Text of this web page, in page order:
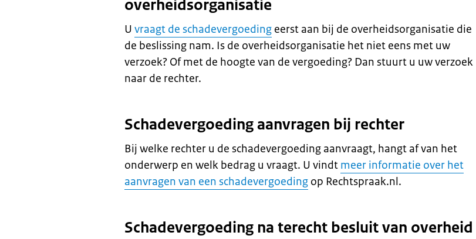
overheidsorganisatie
U vraagt de schadevergoeding eerst aan bij de overheidsorganisatie die
de beslissing nam. Is de overheidsorganisatie het niet eens met uw
verzoek? Of met de hoogte van de vergoeding? Dan stuurt u uw verzoek
naar de rechter.
Schadevergoeding aanvragen bij rechter
Bij welke rechter u de schadevergoeding aanvraagt, hangt af van het
onderwerp en welk bedrag u vraagt. U vindt meer informatie over het
aanvragen van een schadevergoeding op Rechtspraak.nl.
Schadevergoeding na terecht besluit van overheid